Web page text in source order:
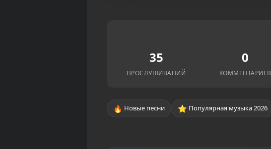
35
ПРОСЛУШИВАНИЙ
0
КОММЕНТАРИЕВ
🔥 Новые песни ⭐ Популярная музыка 2026